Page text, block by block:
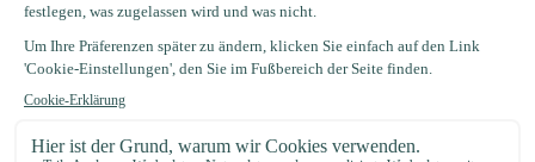
Zuletzt angesehen